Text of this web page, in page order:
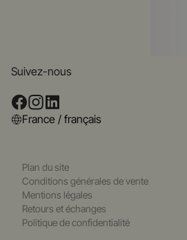
Suivez-nous
France / français
Plan du site
Conditions générales de vente
Mentions légales
Retours et échanges
Politique de confidentialité